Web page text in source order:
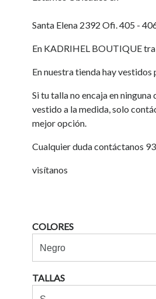
Santa Elena 2392 Ofi. 405 -
En KADRIHEL BOUTIQUE
En nuestra tienda hay
Si tu talla no encaja en
vestido a la medida, solo
mejor opción.
Cualquier duda contáctanos
visítanos
COLORES
TALLAS